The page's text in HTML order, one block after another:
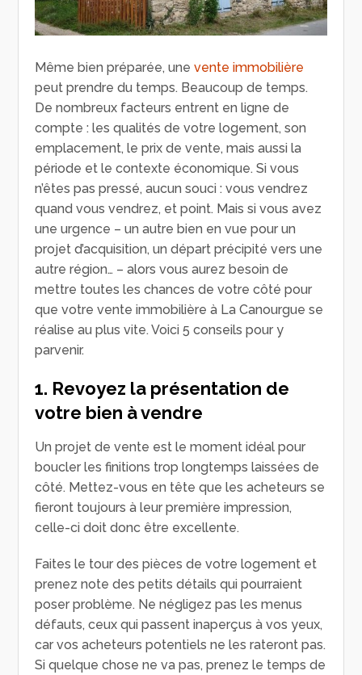
Même bien préparée, unevente immobilière
peut prendre du temps. Beaucoup de temps.
De nombreux facteurs entrent en ligne de
compte : les qualités de votre logement, son
emplacement, le prix de vente, mais aussi la
période et le contexte économique. Si vous
n’êtes pas pressé, aucun souci : vous vendrez
quand vous vendrez, et point. Mais si vous avez
une urgence – un autre bien en vue pour un
projet d’acquisition, un départ précipité vers une
autre région… – alors vous aurez besoin de
mettre toutes les chances de votre côté pour
que votre vente immobilière à La Canourgue se
réalise au plus vite. Voici 5 conseils pour y
parvenir.
1. Revoyez la présentation de
votre bien à vendre
Un projet de vente est le moment idéal pour
boucler les finitions trop longtemps laissées de
côté. Mettez-vous en tête que les acheteurs se
fieront toujours à leur première impression,
celle-ci doit donc être excellente.
Faites le tour des pièces de votre logement et
prenez note des petits détails qui pourraient
poser problème. Ne négligez pas les menus
défauts, ceux qui passent inaperçus à vos yeux,
car vos acheteurs potentiels ne les rateront pas.
Si quelque chose ne va pas, prenez le temps de